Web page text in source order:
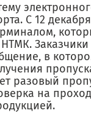
С 12
в
разовый
на